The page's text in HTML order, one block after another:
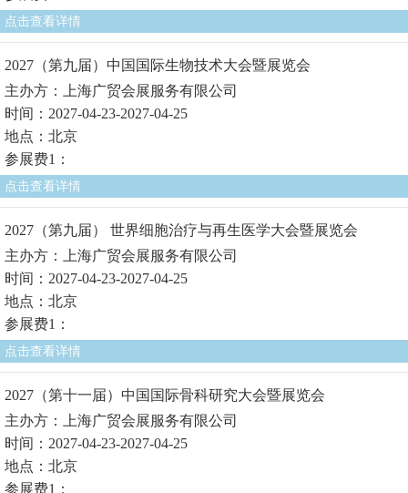
点击查看详情
2027（第九届）中国国际生物技术大会暨展览会
主办方：上海广贸会展服务有限公司
时间：2027-04-23-2027-04-25
地点：北京
参展费1：
点击查看详情
2027（第九届） 世界细胞治疗与再生医学大会暨展览会
主办方：上海广贸会展服务有限公司
时间：2027-04-23-2027-04-25
地点：北京
参展费1：
点击查看详情
2027（第十一届）中国国际骨科研究大会暨展览会
主办方：上海广贸会展服务有限公司
时间：2027-04-23-2027-04-25
地点：北京
参展费1：